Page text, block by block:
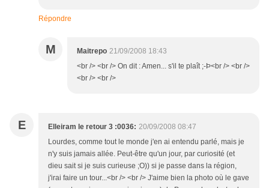
Répondre
M Maitrepo 21/09/2008 18:43
<br /> <br /> On dit : Amen... s'il te plaît ;-Þ<br /> <br />
<br /> <br />
E Elleiram le retour 3 :0036: 20/09/2008 08:47
Lourdes, comme tout le monde j'en ai entendu parlé, mais je
n'y suis jamais allée. Peut-être qu'un jour, par curiosité (et
dieu sait si je suis curieuse ;O)) si je passe dans la région,
j'irai faire un tour...<br /> <br /> J'aime bien la photo où le gave